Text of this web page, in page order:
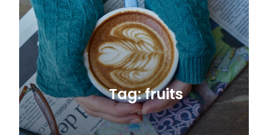
Tag: fruits